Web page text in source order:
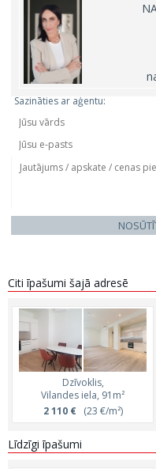
Sazināties ar aģentu:
Citi īpašumi šajā adresē
Dzīvoklis,
Vilandes iela, 91m²
2 110 €(23 €/m²)
Līdzīgi īpašumi